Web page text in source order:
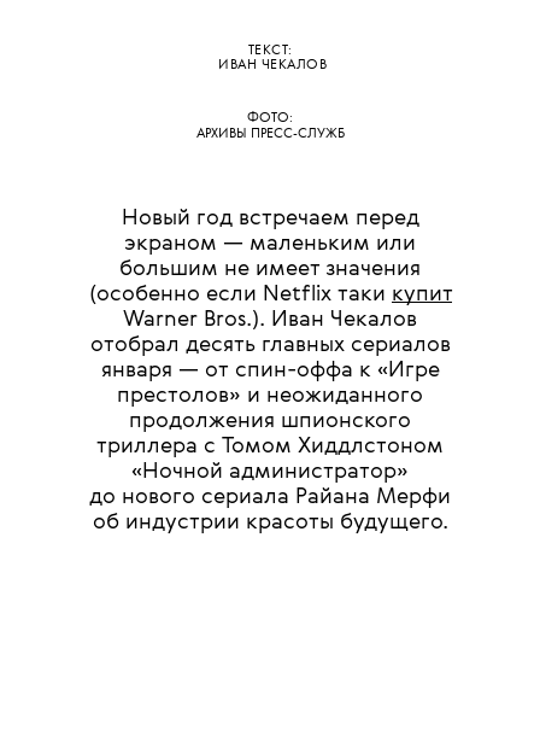
ТЕКСТ:
ИВАН ЧЕКАЛОВ
ФОТО:
АРХИВЫ ПРЕСС-СЛУЖБ
Новый год встречаем перед
экраном — маленьким или
большим не имеет значения
(особенно если Netflix таки купит
Warner Bros.). Иван Чекалов
отобрал десять главных сериалов
января — от спин-оффа к «Игре
престолов» и неожиданного
продолжения шпионского
триллера с Томом Хиддлстоном
«Ночной администратор»
до нового сериала Райана Мерфи
об индустрии красоты будущего.